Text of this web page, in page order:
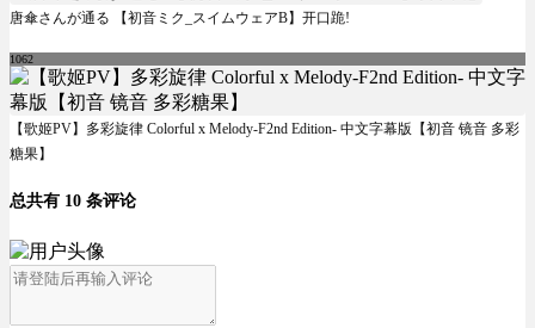
唐傘さんが通る 【初音ミク_スイムウェアB】开口跪!
1062
【歌姬PV】多彩旋律 Colorful x Melody-F2nd Edition- 中文字幕版【初音 镜音 多彩
糖果】
总共有 10 条评论